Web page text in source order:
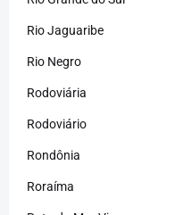
Rio Jaguaribe
Rio Negro
Rodoviária
Rodoviário
Rondônia
Roraíma